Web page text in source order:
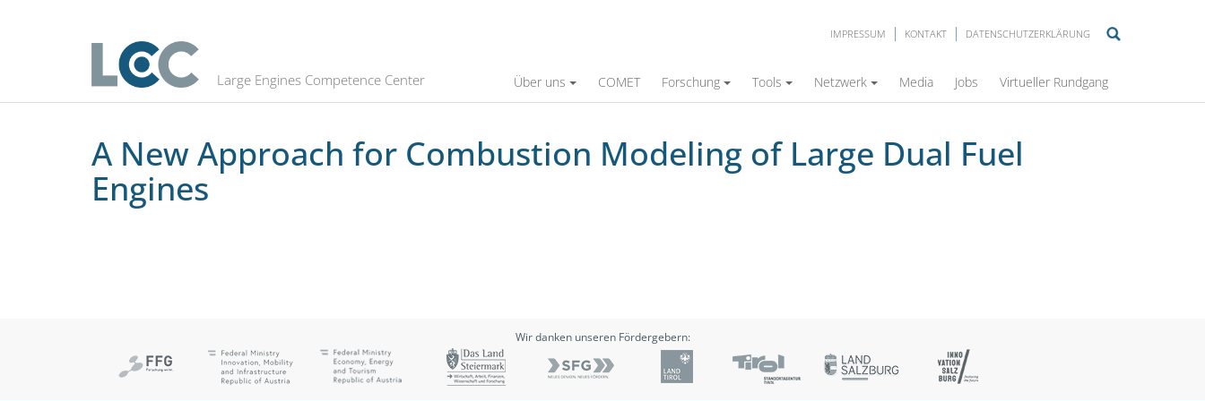
IMPRESSUM KONTAKT DATENSCHUTZERKLÄRUNG
Large Engines Competence Center Über uns COMET Forschung Tools Netzwerk Media Jobs Virtueller Rundgang
A New Approach for Combustion Modeling of Large Dual Fuel Engines
A New Approach for Combustion Modeling of Large Dual Fuel
Engines
Wir danken unseren Fördergebern: